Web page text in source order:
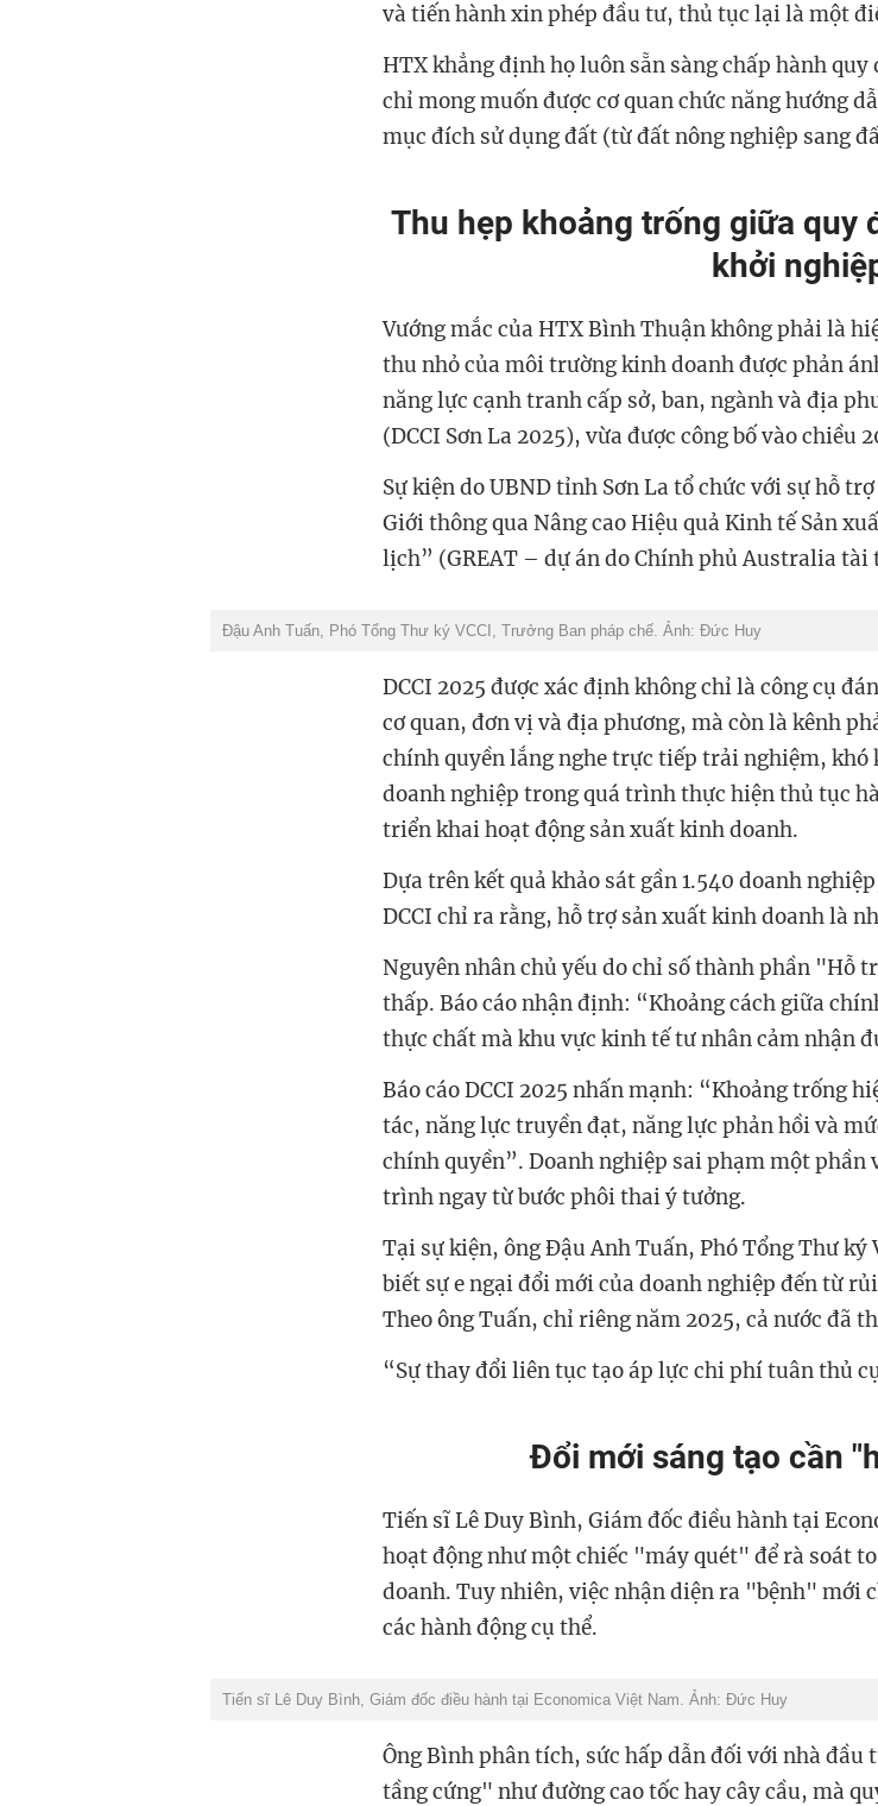
và tiến hành xin phép đầu tư, thủ tục lại là một
HTX khẳng định họ luôn sẵn sàng chấp hành
chỉ mong muốn được cơ quan chức năng hướng
mục đích sử dụng đất (từ đất nông nghiệp sang
Thu hẹp khoảng trống giữa quy
khởi
Vướng mắc của HTX Bình Thuận không phải là
thu nhỏ của môi trường kinh doanh được phản
năng lực cạnh tranh cấp sở, ban, ngành và địa
(DCCI Sơn La 2025), vừa được công bố vào chiều
Sự kiện do UBND tỉnh Sơn La tổ chức với sự hỗ
Giới thông qua Nâng cao Hiệu quả Kinh tế Sản
lịch” (GREAT – dự án do Chính phủ Australia
Đậu Anh Tuấn, Phó Tổng Thư ký VCCI, Trưởng Ban pháp chế. Ảnh: Đức Huy
DCCI 2025 được xác định không chỉ là công cụ
cơ quan, đơn vị và địa phương, mà còn là kênh
chính quyền lắng nghe trực tiếp trải nghiệm, khó
doanh nghiệp trong quá trình thực hiện thủ tục
triển khai hoạt động sản xuất kinh doanh.
Dựa trên kết quả khảo sát gần 1.540 doanh
DCCI chỉ ra rằng, hỗ trợ sản xuất kinh doanh là
Nguyên nhân chủ yếu do chỉ số thành phần "Hỗ
thấp. Báo cáo nhận định: “Khoảng cách giữa
thực chất mà khu vực kinh tế tư nhân cảm nhận
Báo cáo DCCI 2025 nhấn mạnh: “Khoảng trống
tác, năng lực truyền đạt, năng lực phản hồi và
chính quyền”. Doanh nghiệp sai phạm một phần
trình ngay từ bước phôi thai ý tưởng.
Tại sự kiện, ông Đậu Anh Tuấn, Phó Tổng Thư ký
biết sự e ngại đổi mới của doanh nghiệp đến từ
Theo ông Tuấn, chỉ riêng năm 2025, cả nước đã
“Sự thay đổi liên tục tạo áp lực chi phí tuân thủ
Đổi mới sáng tạo cần
Tiến sĩ Lê Duy Bình, Giám đốc điều hành tại
hoạt động như một chiếc "máy quét" để rà soát
doanh. Tuy nhiên, việc nhận diện ra "bệnh" mới
các hành động cụ thể.
Tiến sĩ Lê Duy Bình, Giám đốc điều hành tại Economica Việt Nam. Ảnh: Đức Huy
Ông Bình phân tích, sức hấp dẫn đối với nhà đầu
tầng cứng" như đường cao tốc hay cây cầu, mà